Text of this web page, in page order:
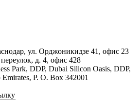
ул. Орджоникидзе 41, офис 23
д. 4, офис 428
Park, DDP, Dubai Silicon Oasis, DDP,
P. O. Box 342001